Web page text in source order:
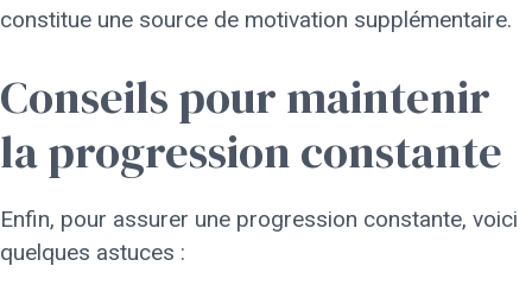
constitue une source de motivation supplémentaire.
Conseils pour maintenir
la progression constante
Enfin, pour assurer une progression constante, voici
quelques astuces :